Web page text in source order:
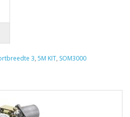
3, 5M KIT, SOM3000